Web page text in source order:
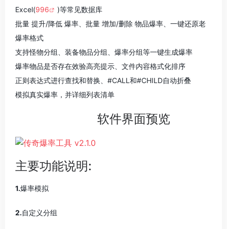
Excel(996
)等常见数据库
批量 提升/降低 爆率、批量 增加/删除 物品爆率、一键还原老
爆率格式
支持怪物分组、装备物品分组、爆率分组等一键生成爆率
爆率物品是否存在效验高亮提示、文件内容格式化排序
正则表达式进行查找和替换、#CALL和#CHILD自动折叠
模拟真实爆率，并详细列表清单
软件界面预览
主要功能说明:
1.爆率模拟
2.自定义分组